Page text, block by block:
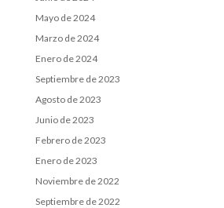
Mayo de 2024
Marzo de 2024
Enero de 2024
Septiembre de 2023
Agosto de 2023
Junio de 2023
Febrero de 2023
Enero de 2023
Noviembre de 2022
Septiembre de 2022